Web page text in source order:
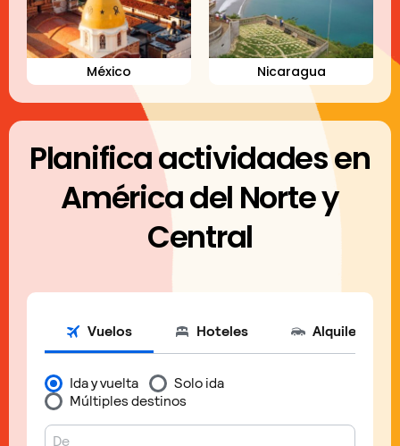
México Nicaragua
Planifica actividades en
América del Norte y
Central